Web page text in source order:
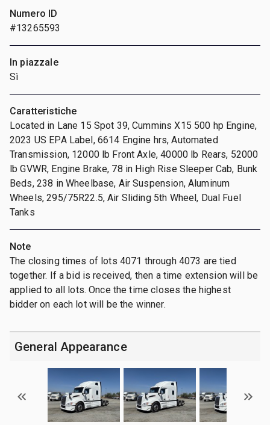
Numero ID
#13265593
In piazzale
Sì
Caratteristiche
Located in Lane 15 Spot 39, Cummins X15 500 hp Engine,
2023 US EPA Label, 6614 Engine hrs, Automated
Transmission, 12000 lb Front Axle, 40000 lb Rears, 52000
lb GVWR, Engine Brake, 78 in High Rise Sleeper Cab, Bunk
Beds, 238 in Wheelbase, Air Suspension, Aluminum
Wheels, 295/75R22.5, Air Sliding 5th Wheel, Dual Fuel
Tanks
Note
The closing times of lots 4071 through 4073 are tied
together. If a bid is received, then a time extension will be
applied to all lots. Once the time closes the highest
bidder on each lot will be the winner.
General Appearance